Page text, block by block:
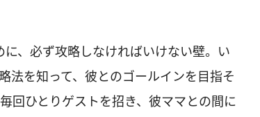
、必ず攻略しなければいけない壁。い
法を知って、彼とのゴールインを目指そ
ひとりゲストを招き、彼ママとの間に